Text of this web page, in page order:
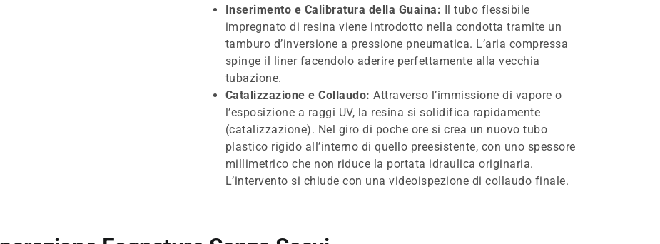
Inserimento e Calibratura della Guaina: Il tubo flessibile
impregnato di resina viene introdotto nella condotta tramite un
tamburo d’inversione a pressione pneumatica. L’aria compressa
spinge il liner facendolo aderire perfettamente alla vecchia
tubazione.
Catalizzazione e Collaudo: Attraverso l’immissione di vapore o
l’esposizione a raggi UV, la resina si solidifica rapidamente
(catalizzazione). Nel giro di poche ore si crea un nuovo tubo
plastico rigido all’interno di quello preesistente, con uno spessore
millimetrico che non riduce la portata idraulica originaria.
L’intervento si chiude con una videoispezione di collaudo finale.